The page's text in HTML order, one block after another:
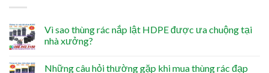
Vì sao thùng rác nắp lật HDPE được ưa chuộng tại
nhà xưởng?
Những câu hỏi thường gặp khi mua thùng rác đạp